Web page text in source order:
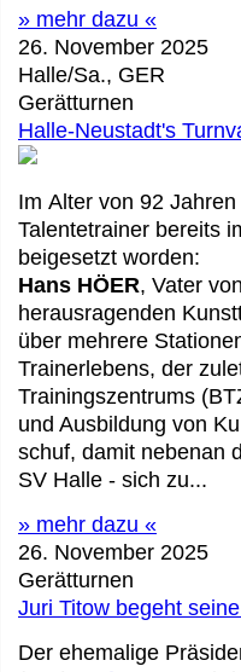
» mehr dazu «
26. November 2025
Halle/Sa., GER
Gerätturnen
Halle-Neustadt's
Im Alter von 92
Talentetrainer bereits
beigesetzt worden:
Hans HÖER, Vater
herausragenden
über mehrere
Trainerlebens, der
Trainingszentrums
und Ausbildung von
schuf, damit nebenan
SV Halle - sich zu...
» mehr dazu «
26. November 2025
Gerätturnen
Juri Titow begeht
Der ehemalige